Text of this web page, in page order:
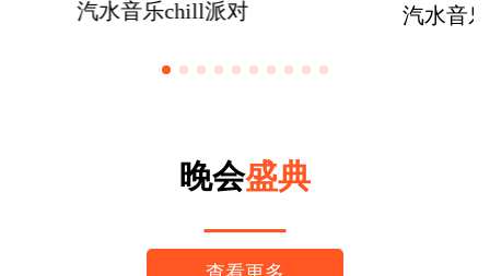
汽水音乐chill派对 汽水音
晚会盛典